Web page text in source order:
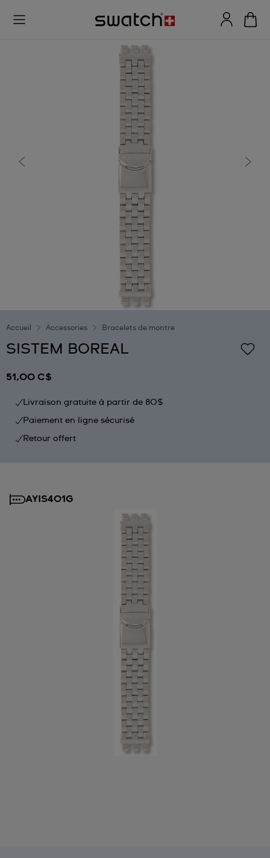
Accueil Accessories Bracelets de montre
SISTEM BOREAL
51,00 C$
Livraison gratuite à partir de 80$
Paiement en ligne sécurisé
Retour offert
AYIS401G